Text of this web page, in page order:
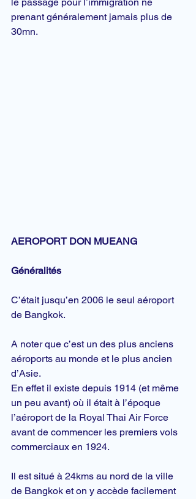
prenant généralement jamais plus de
30mn.
AEROPORT DON MUEANG
Généralités
C’était jusqu’en 2006 le seul aéroport
de Bangkok.
A noter que c’est un des plus anciens
aéroports au monde et le plus ancien
d’Asie.
En effet il existe depuis 1914 (et même
un peu avant) où il était à l’époque
l’aéroport de la Royal Thai Air Force
avant de commencer les premiers vols
commerciaux en 1924.
Il est situé à 24kms au nord de la ville
de Bangkok et on y accède facilement